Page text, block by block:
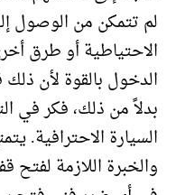
لم تتمكن من الوصول
الاحتياطية أو طرق
الدخول بالقوة لأن
بدلاً من ذلك، فكر في
السيارة الاحترافية.
والخبرة اللازمة